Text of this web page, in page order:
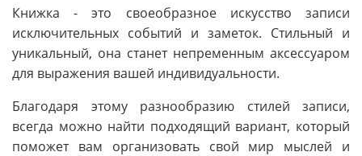
Книжка - это своеобразное искусство записи
исключительных событий и заметок. Стильный и
уникальный, она станет непременным аксессуаром
для выражения вашей индивидуальности.
Благодаря этому разнообразию стилей записи,
всегда можно найти подходящий вариант, который
поможет вам организовать свой мир мыслей и